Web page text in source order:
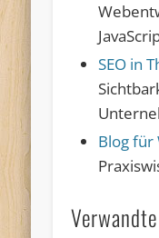
SEO in
Blog